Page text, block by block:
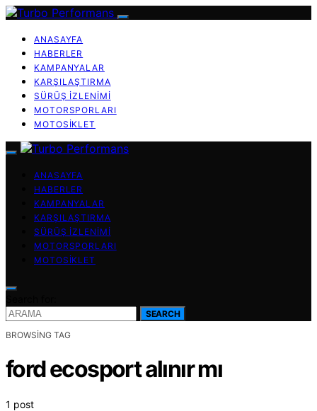
ANASAYFA
HABERLER
KAMPANYALAR
KARŞILAŞTIRMA
SÜRÜŞ İZLENIMI
MOTORSPORLARI
MOTOSIKLET
ANASAYFA
HABERLER
KAMPANYALAR
KARŞILAŞTIRMA
SÜRÜŞ İZLENIMI
MOTORSPORLARI
MOTOSIKLET
SEARCH
BROWSING TAG
ford ecosport alınır mı
1 post